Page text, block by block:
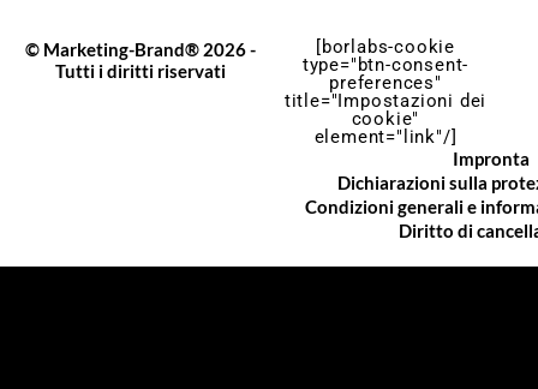
© Marketing-Brand® 2026 -
Tutti i diritti riservati
[borlabs-cookie
type="btn-consent-
preferences"
title="Impostazioni dei
cookie"
element="link"/]
Impronta
Dichiarazioni sulla
Condizioni generali e
Diritto di